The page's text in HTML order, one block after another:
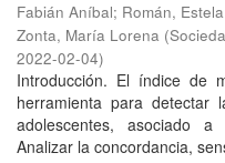
Fabián Aníbal; Román,
Zonta, María Lorena (
2022-02-04)
Introducción. El índice de
herramienta para detectar
adolescentes, asociado
Analizar la concordancia,